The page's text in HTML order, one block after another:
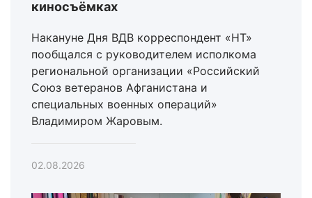
киносъёмках
Накануне Дня ВДВ корреспондент «НТ»
пообщался с руководителем исполкома
региональной организации «Российский
Союз ветеранов Афганистана и
специальных военных операций»
Владимиром Жаровым.
02.08.2026